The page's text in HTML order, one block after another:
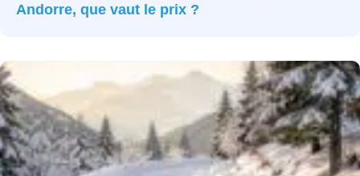
Andorre, que vaut le prix ?